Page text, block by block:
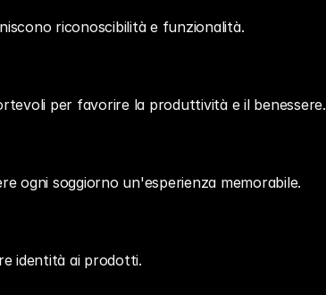
riconoscibilità e funzionalità.
per favorire la produttività e il benessere.
ogni soggiorno un'esperienza memorabile.
identità ai prodotti.